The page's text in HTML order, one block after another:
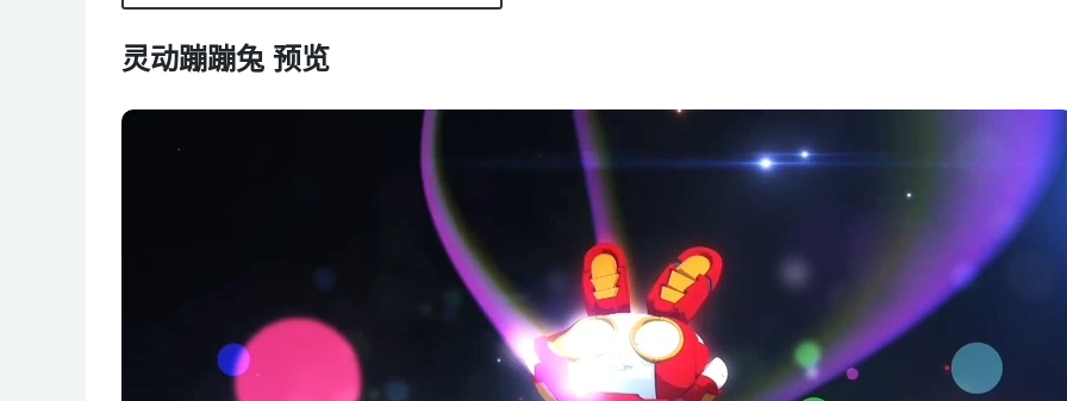
第7集 怪怪镇上
第8集 怪怪镇下
第9集 西华都会的秘密上
第14集 勇气大特训
第15集 饥饿游戏
灵动蹦蹦兔 预览